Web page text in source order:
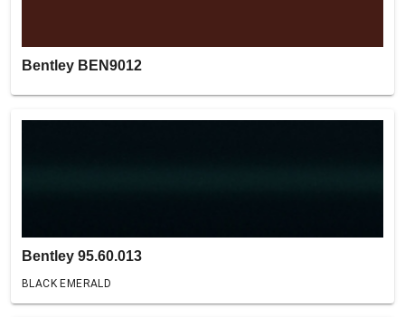
Bentley BEN9012
Bentley 95.60.013
BLACK EMERALD